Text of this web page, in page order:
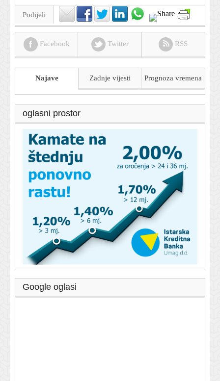
Podijeli
Facebook Twitter RSS
Najave Zadnje vijesti Prognoza vremena
oglasni prostor
Google oglasi